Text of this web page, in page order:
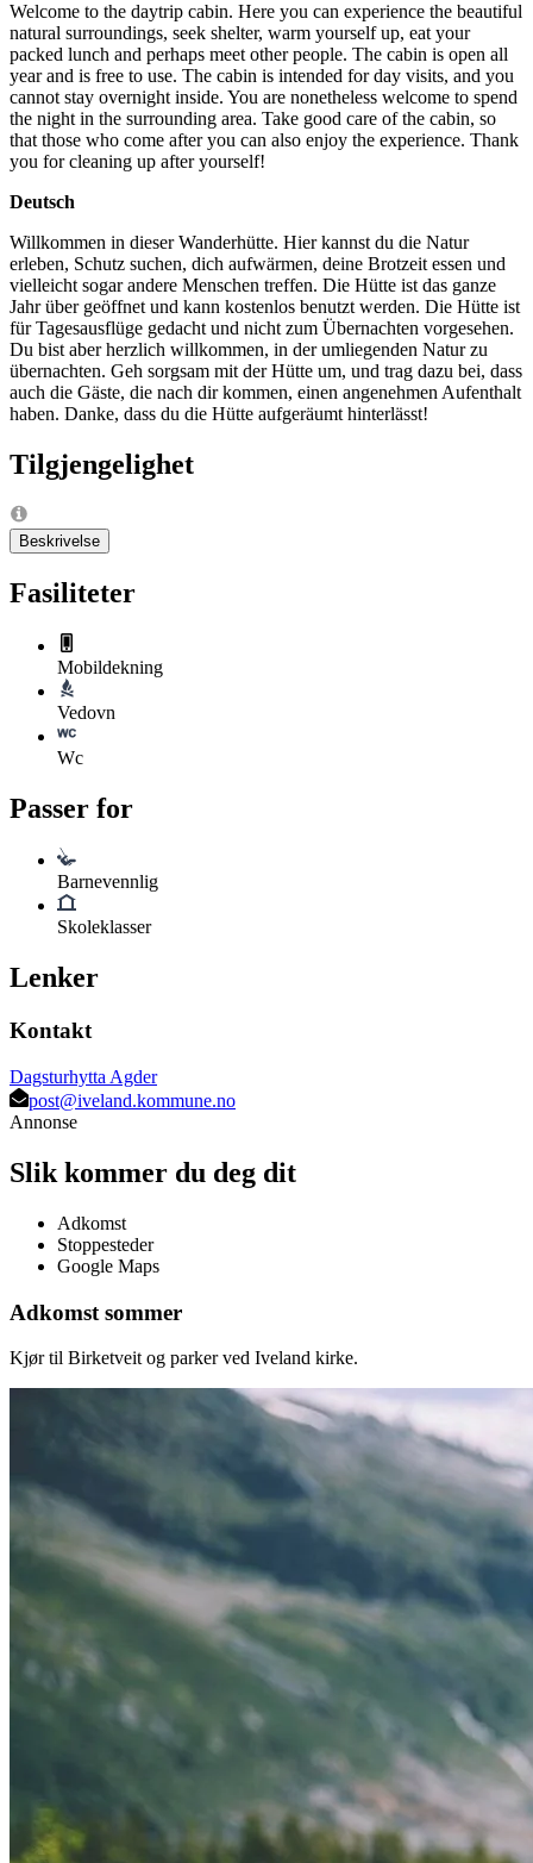
Welcome to the daytrip cabin. Here you can experience the beautiful
natural surroundings, seek shelter, warm yourself up, eat your
packed lunch and perhaps meet other people. The cabin is open all
year and is free to use. The cabin is intended for day visits, and you
cannot stay overnight inside. You are nonetheless welcome to spend
the night in the surrounding area. Take good care of the cabin, so
that those who come after you can also enjoy the experience. Thank
you for cleaning up after yourself!
Deutsch
Willkommen in dieser Wanderhütte. Hier kannst du die Natur
erleben, Schutz suchen, dich aufwärmen, deine Brotzeit essen und
vielleicht sogar andere Menschen treffen. Die Hütte ist das ganze
Jahr über geöffnet und kann kostenlos benutzt werden. Die Hütte ist
für Tagesausflüge gedacht und nicht zum Übernachten vorgesehen.
Du bist aber herzlich willkommen, in der umliegenden Natur zu
übernachten. Geh sorgsam mit der Hütte um, und trag dazu bei, dass
auch die Gäste, die nach dir kommen, einen angenehmen Aufenthalt
haben. Danke, dass du die Hütte aufgeräumt hinterlässt!
Tilgjengelighet
Beskrivelse
Fasiliteter
Mobildekning
Vedovn
Wc
Passer for
Barnevennlig
Skoleklasser
Lenker
Kontakt
Dagsturhytta Agder
post@iveland.kommune.no
Annonse
Slik kommer du deg dit
Adkomst
Stoppesteder
Google Maps
Adkomst sommer
Kjør til Birketveit og parker ved Iveland kirke.